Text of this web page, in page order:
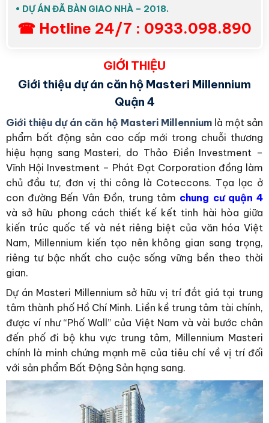
• DỰ ÁN ĐÃ BÀN GIAO NHÀ – 2018.
☎ Hotline 24/7 : 0933.098.890
GIỚI THIỆU
Giới thiệu dự án căn hộ Masteri Millennium
Quận 4
Giới thiệu dự án căn hộ Masteri Millenniumlà một sản
phẩm bất động sản cao cấp mới trong chuỗi thương
hiệu hạng sang Masteri, do Thảo Điền Investment –
Vĩnh Hội Investment – Phát Đạt Corporation đồng làm
chủ đầu tư, đơn vị thi công là Coteccons. Tọa lạc ở
con đường Bến Vân Đồn, trung tâm chung cư quận 4
và sở hữu phong cách thiết kế kết tinh hài hòa giữa
kiến trúc quốc tế và nét riêng biệt của văn hóa Việt
Nam, Millennium kiến tạo nên không gian sang trọng,
riêng tư bậc nhất cho cuộc sống vững bền theo thời
gian.
Dự án Masteri Millennium sở hữu vị trí đắt giá tại trung
tâm thành phố Hồ Chí Minh. Liền kề trung tâm tài chính,
được ví như “Phố Wall” của Việt Nam và vài bước chân
đến phố đi bộ khu vực trung tâm, Millennium Masteri
chính là minh chứng mạnh mẽ của tiêu chí về vị trí đối
với sản phẩm Bất Động Sản hạng sang.